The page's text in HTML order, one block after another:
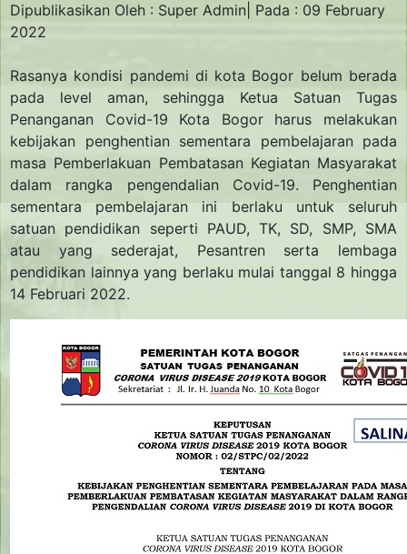
Dipublikasikan Oleh : Super Admin| Pada : 09 February
2022
Rasanya kondisi pandemi di kota Bogor belum berada
pada level aman, sehingga Ketua Satuan Tugas
Penanganan Covid-19 Kota Bogor harus melakukan
kebijakan penghentian sementara pembelajaran pada
masa Pemberlakuan Pembatasan Kegiatan Masyarakat
dalam rangka pengendalian Covid-19. Penghentian
sementara pembelajaran ini berlaku untuk seluruh
satuan pendidikan seperti PAUD, TK, SD, SMP, SMA
atau yang sederajat, Pesantren serta lembaga
pendidikan lainnya yang berlaku mulai tanggal 8 hingga
14 Februari 2022.